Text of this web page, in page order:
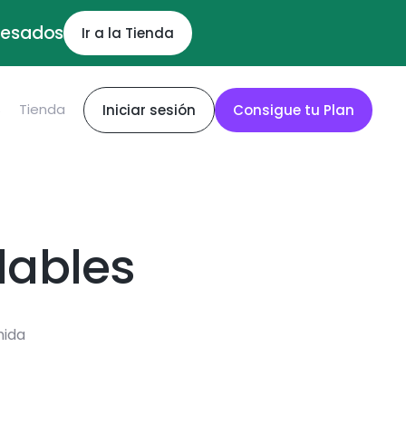
Ir a la Tienda
Tienda Iniciar sesión Consigue tu Plan